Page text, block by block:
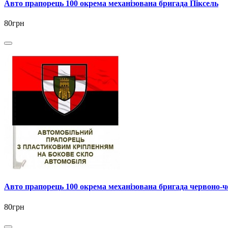
Авто прапорець 100 окрема механізована бригада Піксель
80грн
Авто прапорець 100 окрема механізована бригада червоно-
80грн